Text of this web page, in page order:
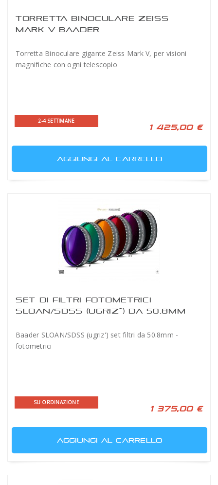
TORRETTA BINOCULARE ZEISS
MARK V BAADER
Torretta Binoculare gigante Zeiss Mark V, per visioni
magnifiche con ogni telescopio
2-4 SETTIMANE
1 425,00 €
AGGIUNGI AL CARRELLO
SET DI FILTRI FOTOMETRICI
SLOAN/SDSS (UGRIZ´) DA 50.8MM
Baader SLOAN/SDSS (ugriz') set filtri da 50.8mm -
fotometrici
SU ORDINAZIONE
1 375,00 €
AGGIUNGI AL CARRELLO